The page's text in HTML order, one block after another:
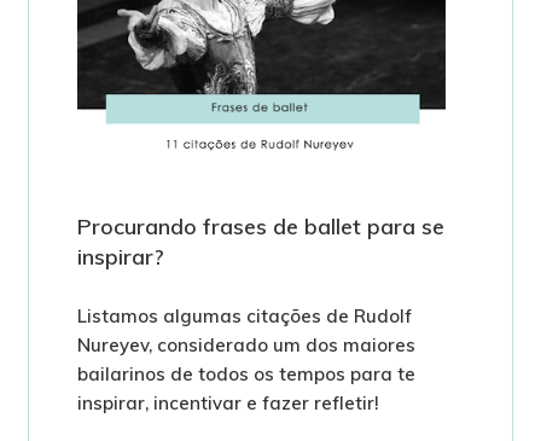
Procurando frases de ballet para se
inspirar?
Listamos algumas citações de Rudolf
Nureyev, considerado um dos maiores
bailarinos de todos os tempos para te
inspirar, incentivar e fazer refletir!